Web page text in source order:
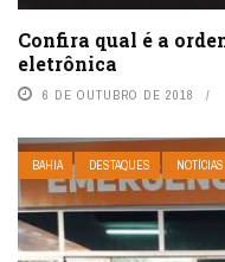
Confira qual é a
eletrônica
6 DE OUTUBRO DE 2018
BAHIA DESTAQUES NOTÍCIAS